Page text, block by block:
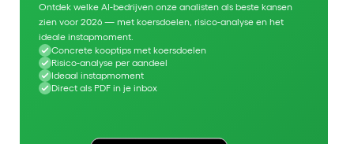
Ontdek welke AI-bedrijven onze analisten als beste kansen
zien voor 2026 — met koersdoelen, risico-analyse en het
ideale instapmoment.
Concrete kooptips met koersdoelen
Risico-analyse per aandeel
Ideaal instapmoment
Direct als PDF in je inbox